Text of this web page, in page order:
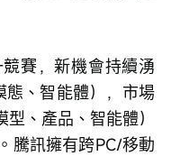
賽，新機會持續湧
、智能體），市場
、產品、智能體）
騰訊擁有跨PC/移動